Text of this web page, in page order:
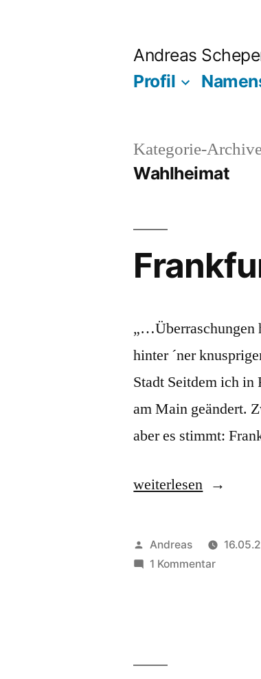
Andreas
Profil
Kategorie-
Wahlheimat
„…Überraschungen
hinter ´ner
Stadt Seitdem ich
am Main geändert.
aber es stimmt:
„Frankfurt
Main“
weiterlesen
Veröffentlicht
von
Andreas
1 Kommentarzu